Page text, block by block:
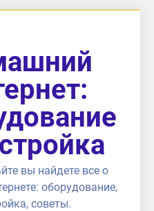
вы найдете все о
оборудование,
советы.